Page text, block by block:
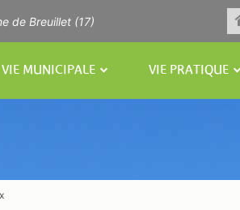
de Breuillet (17)
VIE MUNICIPALE VIE PRATIQUE